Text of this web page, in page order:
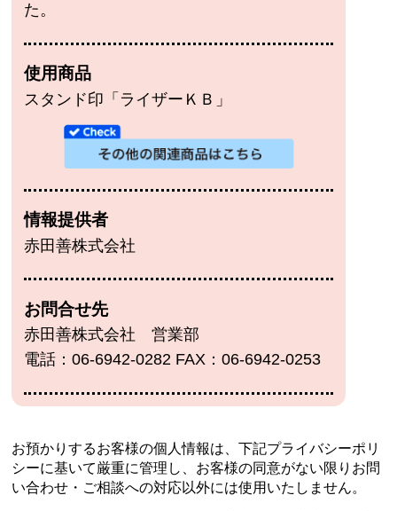
た。
使用商品
スタンド印「ライザーＫＢ」
情報提供者
赤田善株式会社
お問合せ先
赤田善株式会社 営業部
電話：06-6942-0282 FAX：06-6942-0253
お預かりするお客様の個人情報は、下記プライバシーポリ
シーに基いて厳重に管理し、 お客様の同意がない限りお問
い合わせ・ご相談への対応以外には使用いたしません。